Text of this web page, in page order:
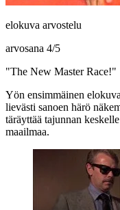
elokuva arvostelu
arvosana 4/5
"The New Master Race!"
Yön ensimmäinen
lievästi sanoen härö
täräyttää tajunnan
maailmaa.